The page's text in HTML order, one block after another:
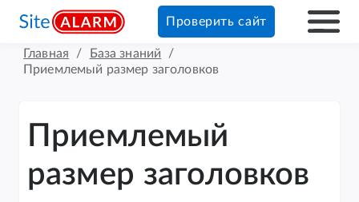
Проверить сайт
Главная / База знаний
/
Приемлемый размер заголовков
Приемлемый
размер заголовков